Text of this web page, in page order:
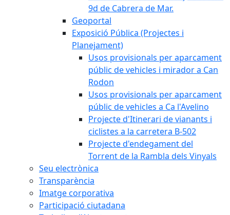
9d de Cabrera de Mar.
Geoportal
Exposició Pública (Projectes i
Planejament)
Usos provisionals per aparcament
públic de vehicles i mirador a Can
Rodon
Usos provisionals per aparcament
públic de vehicles a Ca l'Avelino
Projecte d'Itinerari de vianants i
ciclistes a la carretera B-502
Projecte d'endegament del
Torrent de la Rambla dels Vinyals
Seu electrònica
Transparència
Imatge corporativa
Participació ciutadana